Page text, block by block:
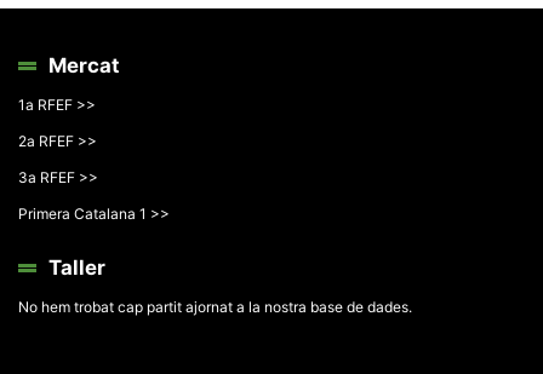
Mercat
1a RFEF >>
2a RFEF >>
3a RFEF >>
Primera Catalana 1 >>
Taller
No hem trobat cap partit ajornat a la nostra base de dades.